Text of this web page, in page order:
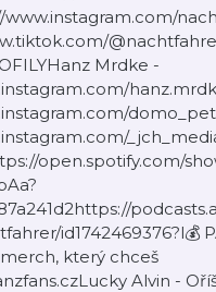
www.instagram.com/
Mrdke -
open.spotify.com/
id1742469376?l💰
který chceš
Alvin -